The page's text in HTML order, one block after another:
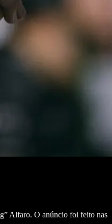
Alfaro. O anúncio foi feito nas